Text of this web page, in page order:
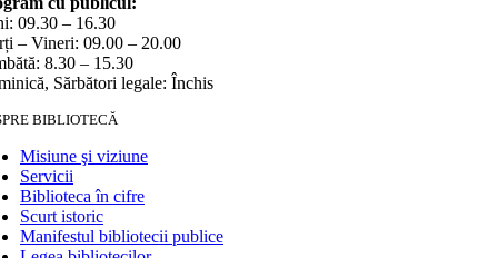
09.30 – 16.30
– Vineri: 09.00 – 20.00
8.30 – 15.30
Sărbători legale: Închis
BIBLIOTECĂ
Misiune şi viziune
Servicii
Biblioteca în cifre
Scurt istoric
Manifestul bibliotecii publice